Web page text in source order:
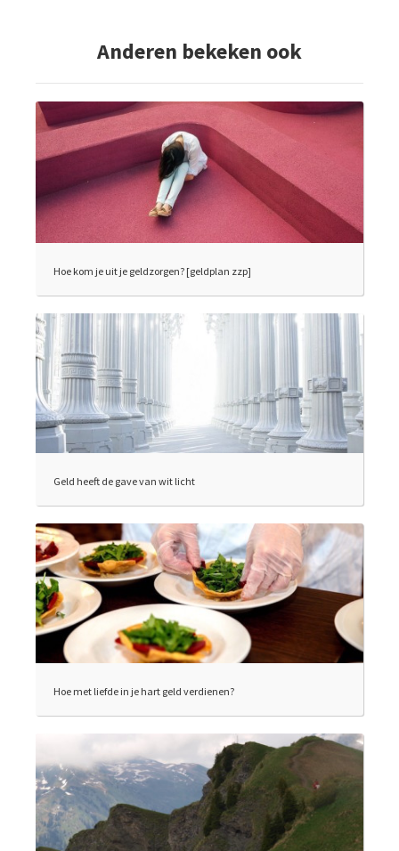
Anderen bekeken ook
Hoe kom je uit je geldzorgen? [geldplan zzp]
Geld heeft de gave van wit licht
Hoe met liefde in je hart geld verdienen?